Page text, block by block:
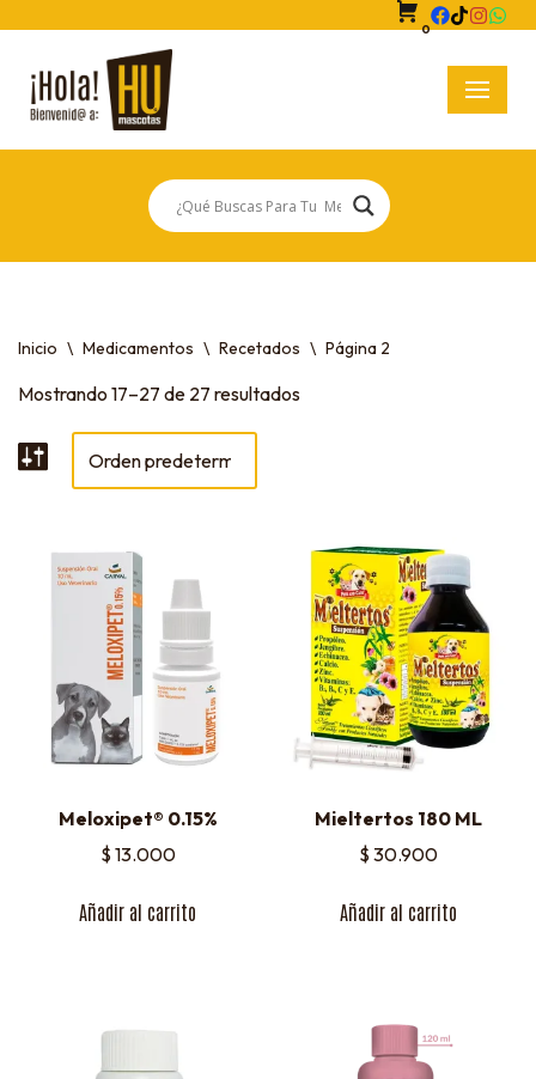
Saltar
al
contenido
0
Inicio \ Medicamentos \ Recetados \ Página 2
Mostrando 17–27 de 27 resultados
Meloxipet® 0.15%
$ 13.000
Añadir al carrito
Mieltertos 180 ML
$ 30.900
Añadir al carrito